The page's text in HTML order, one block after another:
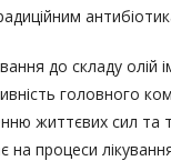
до складу олій
головного
життєвих сил та
на процеси